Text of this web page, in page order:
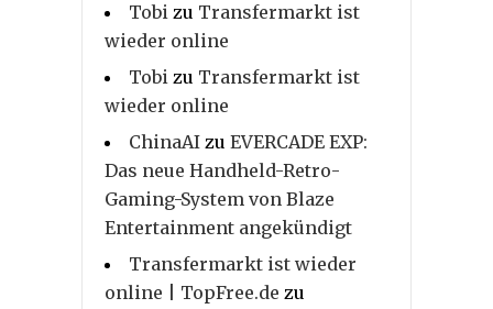
Tobi zu Transfermarkt ist
wieder online
Tobi zu Transfermarkt ist
wieder online
ChinaAI zu EVERCADE EXP:
Das neue Handheld-Retro-
Gaming-System von Blaze
Entertainment angekündigt
Transfermarkt ist wieder
online | TopFree.de zu